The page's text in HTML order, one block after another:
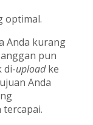
optimal.
Anda kurang
pun
di-uploadke
Anda